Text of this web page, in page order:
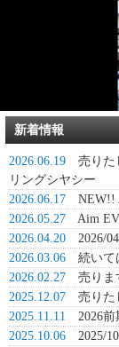
新着情報
2026.06.19
売り
リングシヤシー
2026.06.17
NEW!!
2026.05.27
Aim
2026.04.20
2026/
2026.03.06
続いて
2026.02.27
売りま
2025.12.07
売りた
2025.11.11
2026
2025.10.06
2025/